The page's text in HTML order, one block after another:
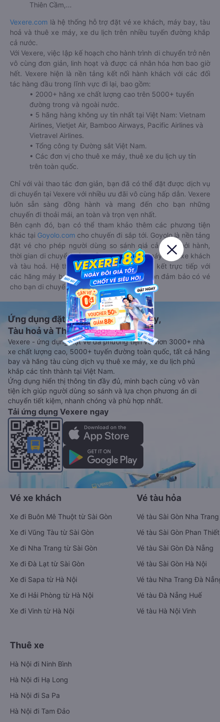
Thiên Cầm,...
Vexere.com là hệ thống hỗ trợ đặt vé xe khách, máy bay, tàu
hoả và thuê xe máy, xe du lịch trên nhiều tuyến đường khắp
cả nước.
Với Vexere, việc lập kế hoạch cho hành trình di chuyển trở nên
vô cùng đơn giản, linh hoạt và được cá nhân hóa hơn bao giờ
hết. Vexere hiện là nền tảng kết nối hành khách với các đối
tác hàng đầu trong lĩnh vực đi lại, bao gồm:
• 2000+ hãng xe chất lượng cao trên 5000+ tuyến
đường trong và ngoài nước.
• 5 hãng hàng không uy tín nhất tại Việt Nam: Vietnam
Airlines, Vietjet Air, Bamboo Airways, Pacific Airlines và
Vietravel Airlines.
• Tổng công ty Đường sắt Việt Nam.
• Các đơn vị cho thuê xe máy, thuê xe du lịch uy tín
trên toàn quốc.
Chỉ với vài thao tác đơn giản, bạn đã có thể đặt được dịch vụ
di chuyển tại Vexere với nhiều ưu đãi vô cùng hấp dẫn. Vexere
luôn sẵn sàng đồng hành và mang đến cho bạn những
chuyến đi thoải mái, an toàn và trọn vẹn nhất.
Bên cạnh đó, bạn có thể tham khảo thêm các phương tiện
khác tại Goyolo.com cho chuyến đi sắp tới. Goyolo là nền tảng
đặt vé cho phép người dùng so sánh giá cả, giờ khởi hành,
thời gian di chuyển của nhiều phương tiện máy bay, xe khách
và tàu hoả. Hệ thống của Goyolo được liên kết trực tiếp với
các hãng máy bay, xe khách và tàu hoả, luôn đảm bảo có vé
cho bạn di chuyển.
Ứng dụng đặt vé Xe khách, Máy bay,
Tàu hoả và Thuê xe
Vexere - ứng dụng đặt vé đa phương tiện với hơn 3000+ nhà
xe chất lượng cao, 5000+ tuyến đường toàn quốc, tất cả hãng
bay và hãng tàu cùng dịch vụ thuê xe máy, xe du lịch phủ
khắp các tỉnh thành tại Việt Nam.
Ứng dụng hiển thị thông tin đầy đủ, minh bạch cùng vô vàn
tiện ích giúp người dùng so sánh và lựa chọn phương án di
chuyển tiết kiệm, nhanh chóng và phù hợp nhất.
Tải ứng dụng Vexere ngay
Vé xe khách
Xe đi Buôn Mê Thuột từ Sài Gòn
Xe đi Vũng Tàu từ Sài Gòn
Xe đi Nha Trang từ Sài Gòn
Xe đi Đà Lạt từ Sài Gòn
Xe đi Sapa từ Hà Nội
Xe đi Hải Phòng từ Hà Nội
Xe đi Vinh từ Hà Nội
Vé tàu hỏa
Vé tàu Sài Gòn Nha Trang
Vé tàu Sài Gòn Phan Thiết
Vé tàu Sài Gòn Đà Nẵng
Vé tàu Sài Gòn Hà Nội
Vé tàu Nha Trang Đà
Vé tàu Đà Nẵng Huế
Vé tàu Hà Nội Vinh
Thuê xe
Hà Nội đi Ninh Bình
Hà Nội đi Hạ Long
Hà Nội đi Sa Pa
Hà Nội đi Tam Đảo